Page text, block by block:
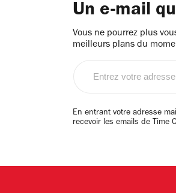
Un e-mail
Vous ne pourrez plus
meilleurs plans du
email
En entrant votre adresse
recevoir les emails de Time